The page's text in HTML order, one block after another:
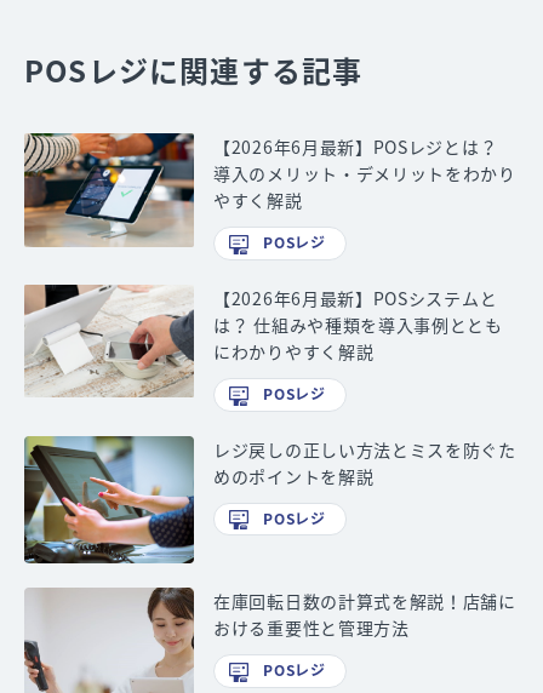
POSレジに関連する記事
【2026年6月最新】POSレジとは？
導入のメリット・デメリットをわかり
やすく解説
POSレジ
【2026年6月最新】POSシステムと
は？ 仕組みや種類を導入事例ととも
にわかりやすく解説
POSレジ
レジ戻しの正しい方法とミスを防ぐた
めのポイントを解説
POSレジ
在庫回転日数の計算式を解説！店舗に
おける重要性と管理方法
POSレジ